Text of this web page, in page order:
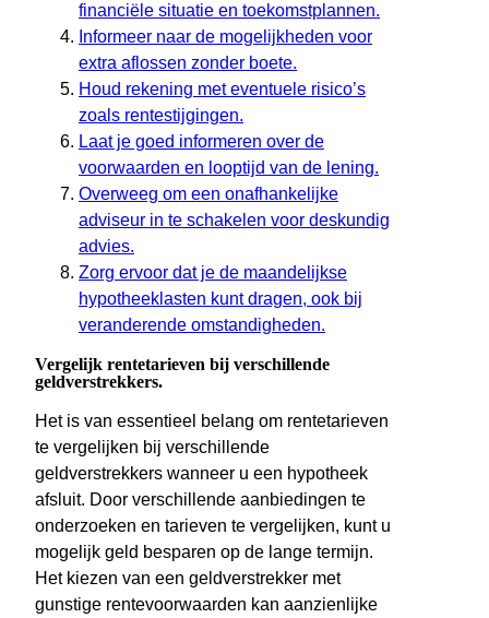
financiële situatie en toekomstplannen.
Informeer naar de mogelijkheden voor
extra aflossen zonder boete.
Houd rekening met eventuele risico’s
zoals rentestijgingen.
Laat je goed informeren over de
voorwaarden en looptijd van de lening.
Overweeg om een onafhankelijke
adviseur in te schakelen voor deskundig
advies.
Zorg ervoor dat je de maandelijkse
hypotheeklasten kunt dragen, ook bij
veranderende omstandigheden.
Vergelijk rentetarieven bij verschillende
geldverstrekkers.
Het is van essentieel belang om rentetarieven
te vergelijken bij verschillende
geldverstrekkers wanneer u een hypotheek
afsluit. Door verschillende aanbiedingen te
onderzoeken en tarieven te vergelijken, kunt u
mogelijk geld besparen op de lange termijn.
Het kiezen van een geldverstrekker met
gunstige rentevoorwaarden kan aanzienlijke